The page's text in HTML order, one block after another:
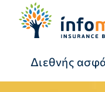
Διεθνής